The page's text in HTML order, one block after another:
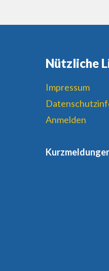
Nützliche
Impressum
Anmelden